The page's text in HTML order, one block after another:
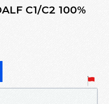
C1/C2 100%